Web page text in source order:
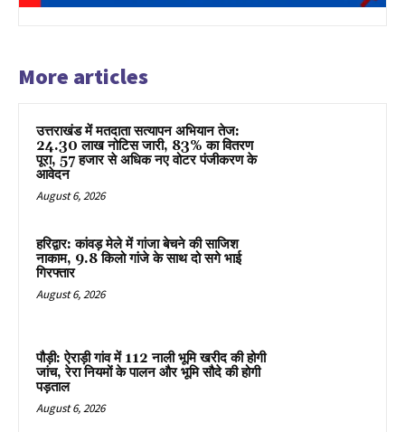
More articles
उत्तराखंड में मतदाता सत्यापन अभियान तेज:
24.30 लाख नोटिस जारी, 83% का वितरण
पूरा, 57 हजार से अधिक नए वोटर पंजीकरण के
आवेदन
August 6, 2026
हरिद्वार: कांवड़ मेले में गांजा बेचने की साजिश
नाकाम, 9.8 किलो गांजे के साथ दो सगे भाई
गिरफ्तार
August 6, 2026
पौड़ी: ऐराड़ी गांव में 112 नाली भूमि खरीद की होगी
जांच, रेरा नियमों के पालन और भूमि सौदे की होगी
पड़ताल
August 6, 2026